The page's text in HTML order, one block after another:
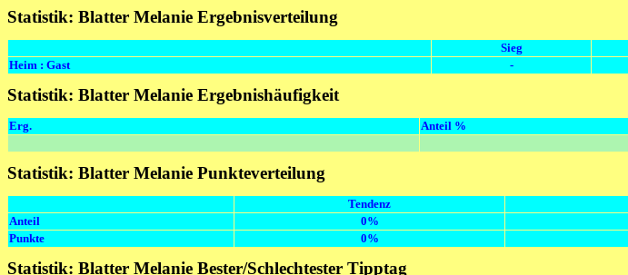
Statistik: Blatter Melanie Ergebnisverteilung
Sieg
Heim : Gast
-
Statistik: Blatter Melanie Ergebnishäufigkeit
Erg. Anteil %
Statistik: Blatter Melanie Punkteverteilung
Tendenz
Anteil
0%
Punkte
0%
Statistik: Blatter Melanie Bester/Schlechtester Tipptag